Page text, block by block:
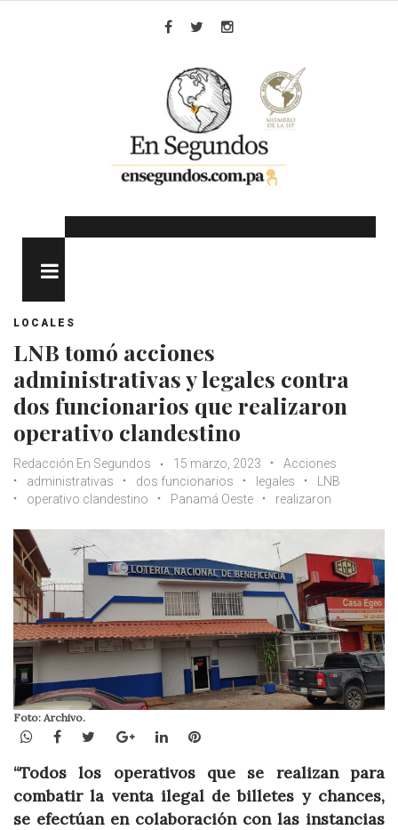
LOCALES
LNB tomó acciones
administrativas y legales contra
dos funcionarios que realizaron
operativo clandestino
Redacción En Segundos 15 marzo, 2023
Acciones
administrativas
dos funcionarios legales
LNB
operativo clandestino
Panamá Oeste realizaron
Foto: Archivo.
WhatsApp
Facebook
TwitterGoogle+LinkedInPinterest
“Todos los operativos que se realizan para
combatir la venta ilegal de billetes y chances,
se efectúan en colaboración con las instancias